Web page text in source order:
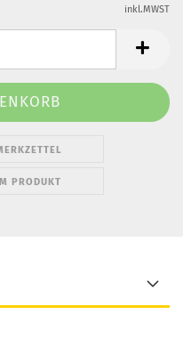
inkl.MWST
PRODUKT